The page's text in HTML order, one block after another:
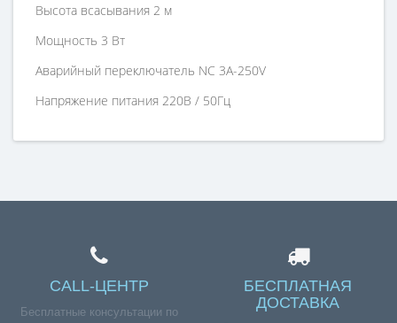
Высота всасывания 2 м
Мощность 3 Вт
Аварийный переключатель NC 3A-250V
Напряжение питания 220В / 50Гц
Справка для покупателей
Если вы хотите купить «Дренажный насос PC-12B», но у
вас возникли сложности соформлением заказа,
CALL-ЦЕНТР
Бесплатные консультации по
БЕСПЛАТНАЯ
ДОСТАВКА